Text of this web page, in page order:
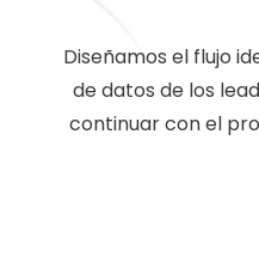
Diseñamos el flujo
de datos de los
continuar con el